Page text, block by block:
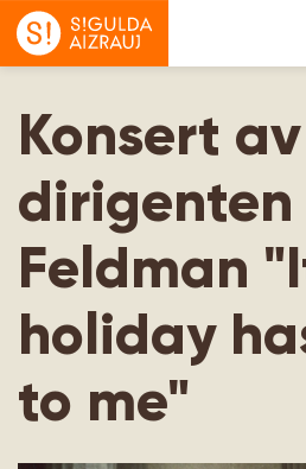
Konsert av
dirigenten
Feldman
holiday
to me"